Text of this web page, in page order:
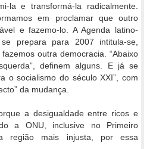
la e transformá-la radicalmente.
em proclamar que outro
e fazemo-lo. A Agenda latino-
prepara para 2007 intitula-se,
outra democracia. “Abaixo
definem alguns. E já se
o socialismo do século XXI”, com
da mudança.
a desigualdade entre ricos e
a ONU, inclusive no Primeiro
região mais injusta, por essa